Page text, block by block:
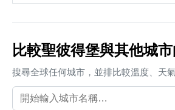
比較聖彼得堡與其他城
搜尋全球任何城市，並排比較溫度、天氣